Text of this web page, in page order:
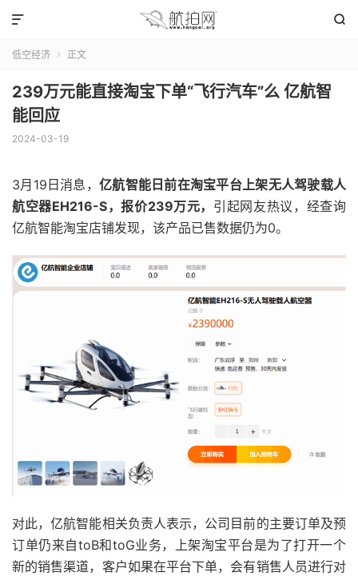


低空经济  正文
239万元能直接淘宝下单“飞行汽车”么 亿航智
能回应
2024-03-19
3月19日消息， 亿航智能日前在淘宝平台上架无人驾驶载人
航空器EH216-S，报价239万元， 引起网友热议，经查询
亿航智能淘宝店铺发现，该产品已售数据仍为0。
对此，亿航智能相关负责人表示，公司目前的主要订单及预
订单仍来自toB和toG业务，上架淘宝平台是为了打开一个
新的销售渠道，客户如果在平台下单，会有销售人员进行对